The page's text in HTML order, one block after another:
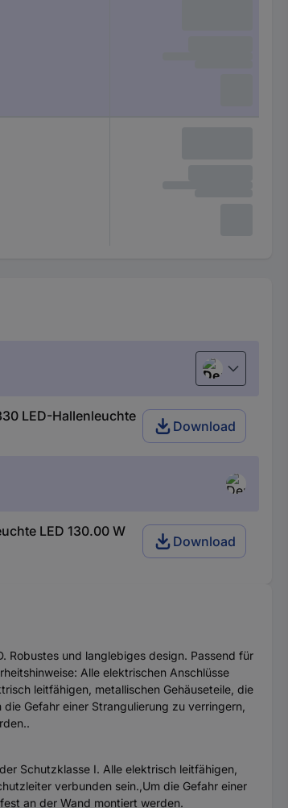
Deutsch
LED-Hallenleuchte
Download
LED 130.00 W
Download
Robustes und langlebiges design. Passend für
Alle elektrischen Anschlüsse
leitfähigen, metallischen Gehäuseteile, die
Gefahr einer Strangulierung zu verringern,
Schutzklasse I. Alle elektrisch leitfähigen,
verbunden sein.,Um die Gefahr einer
an der Wand montiert werden.